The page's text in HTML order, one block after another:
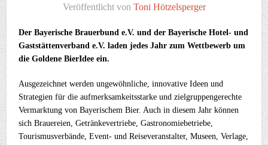
Veröffentlicht von Toni Hötzelsperger
Der Bayerische Brauerbund e.V. und der Bayerische Hotel- und
Gaststättenverband e.V. laden jedes Jahr zum Wettbewerb um
die Goldene BierIdee ein.
Ausgezeichnet werden ungewöhnliche, innovative Ideen und
Strategien für die aufmerksamkeitsstarke und zielgruppengerechte
Vermarktung von Bayerischem Bier. Auch in diesem Jahr können
sich Brauereien, Getränkevertriebe, Gastronomiebetriebe,
Tourismusverbände, Event- und Reiseveranstalter, Museen, Verlage,